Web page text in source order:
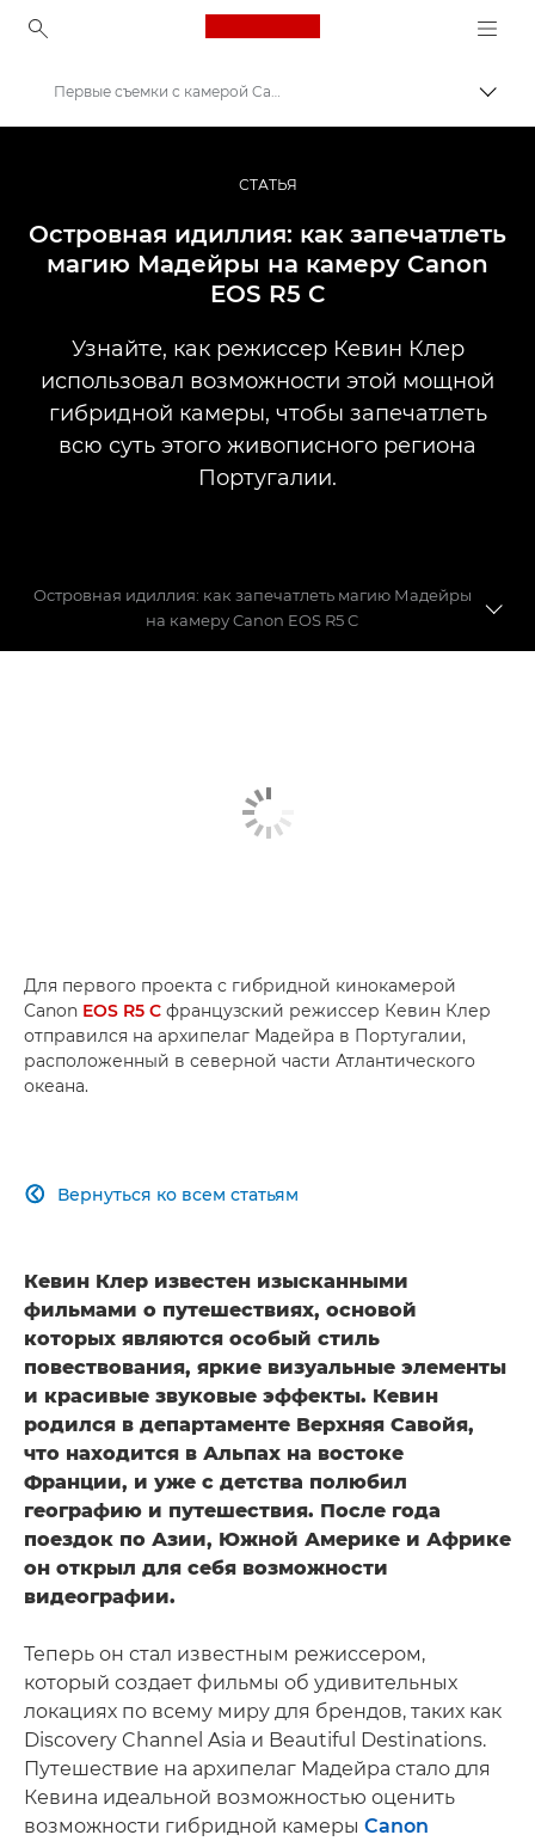
Canon Logo, back to
Профессиональная фото- и видеосъемка
Истории
Первые съемки с камерой Canon EOS R5 C
СТАТЬЯ
Островная идиллия: как запечатлеть
магию Мадейры на камеру Canon
EOS R5 C
Узнайте, как режиссер Кевин Клер
использовал возможности этой мощной
гибридной камеры, чтобы запечатлеть
всю суть этого живописного региона
Португалии.
Островная идиллия: как запечатлеть магию Мадейры
на камеру Canon EOS R5 C
Сравнение EOS R5 C и EOS R5
Для первого проекта с гибридной кинокамерой
Canon EOS R5 C французский режиссер Кевин Клер
отправился на архипелаг Мадейра в Португалии,
расположенный в северной части Атлантического
океана.
Вернуться ко всем статьям

Кевин Клер известен изысканными
фильмами о путешествиях, основой
которых являются особый стиль
повествования, яркие визуальные элементы
и красивые звуковые эффекты. Кевин
родился в департаменте Верхняя Савойя,
что находится в Альпах на востоке
Франции, и уже с детства полюбил
географию и путешествия. После года
поездок по Азии, Южной Америке и Африке
он открыл для себя возможности
видеографии.
Теперь он стал известным режиссером,
который создает фильмы об удивительных
локациях по всему миру для брендов, таких как
Discovery Channel Asia и Beautiful Destinations.
Путешествие на архипелаг Мадейра стало для
Кевина идеальной возможностью оценить
возможности гибридной камеры Canon